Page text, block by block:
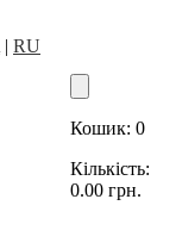
| RU
Кошик: 0
Кількість:
0.00 грн.